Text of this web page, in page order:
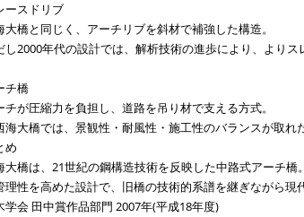
ースドリブ
橋と同じく、アーチリブを斜材で補強した構造。
2000年代の設計では、解析技術の進歩により、より
チ橋
が圧縮力を負担し、道路を吊り材で支える方式。
大橋では、景観性・耐風性・施工性のバランスが取れ
め
大橋は、21世紀の鋼構造技術を反映した中路式アーチ
理性を高めた設計で、旧橋の技術的系譜を継ぎながら現
会 田中賞作品部門 2007年(平成18年度)